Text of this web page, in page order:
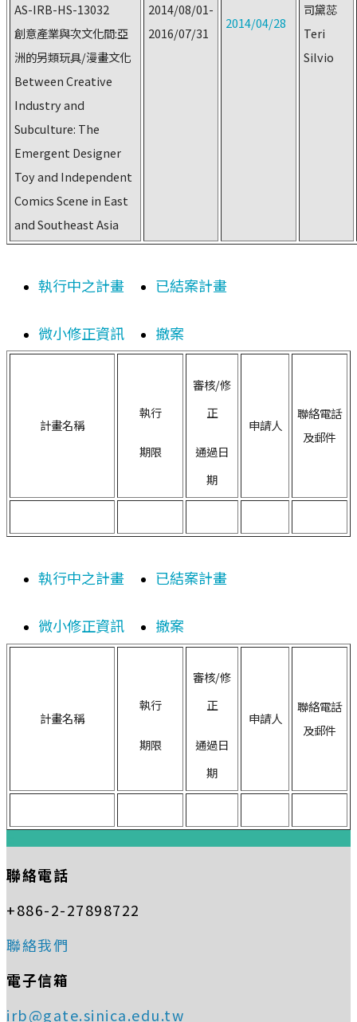
AS-IRB-HS-13032
創意產業與次文化間:亞
洲的另類玩具/漫畫文化
Between Creative
Industry and
Subculture: The
Emergent Designer
Toy and Independent
Comics Scene in East
and Southeast Asia
2014/08/01-
2016/07/31
2014/04/28
司黛蕊
Teri
Silvio
執行中之計畫 已結案計畫
微小修正資訊 撤案
計畫名稱
執行
期限
審核/修
正
通過日
期
申請人
聯絡電話
及郵件
執行中之計畫 已結案計畫
微小修正資訊 撤案
計畫名稱
執行
期限
審核/修
正
通過日
期
申請人
聯絡電話
及郵件
聯絡電話
+886-2-27898722
聯絡我們
電子信箱
irb@gate.sinica.edu.tw